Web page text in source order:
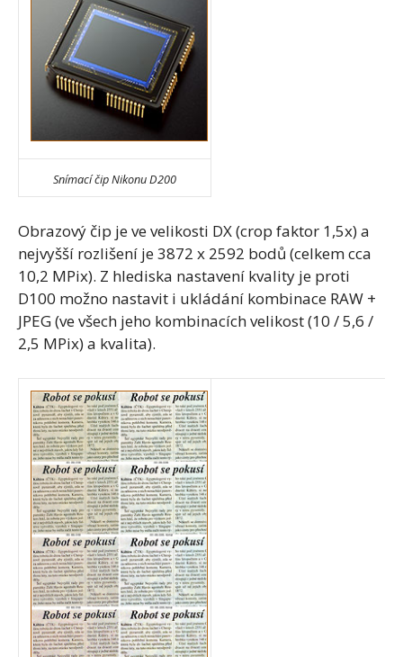
Snímací čip Nikonu D200
Obrazový čip je ve velikosti DX (crop faktor 1,5x) a
nejvyšší rozlišení je 3872 x 2592 bodů (celkem cca
10,2 MPix). Z hlediska nastavení kvality je proti
D100 možno nastavit i ukládání kombinace RAW +
JPEG (ve všech jeho kombinacích velikost (10 / 5,6 /
2,5 MPix) a kvalita).